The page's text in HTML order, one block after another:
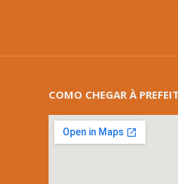
COMO CHEGAR À